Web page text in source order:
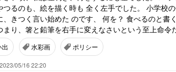
つるのも、絵を描く時も 全く左手でした。 小学校
、きつく言い始めた のです、 何を？ 食べるのと書
まり、箸と鉛筆を右手に変えなさいという至上命令
水彩画 ポリシー
2023/05/16 22:20